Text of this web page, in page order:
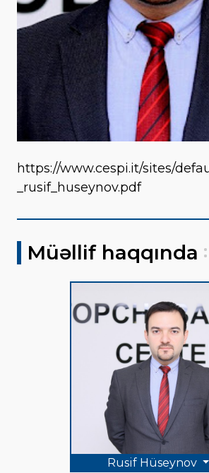
https://www.cespi.it/sites/
_rusif_huseynov.pdf
Müəllif haqqında
Rusif Hüseynov